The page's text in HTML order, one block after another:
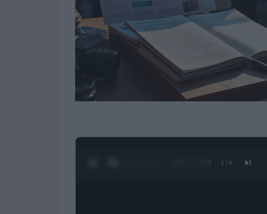
0:28 / 3:16 1 /4